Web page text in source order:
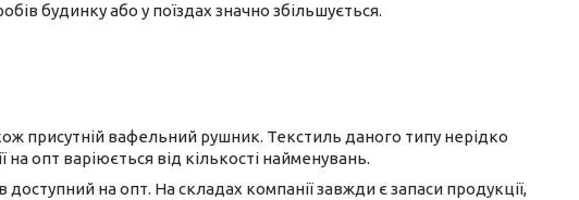
будинку або у поїздах значно збільшується.
присутній вафельний рушник. Текстиль даного типу нерідко
опт варіюється від кількості найменувань.
на опт. На складах компанії завжди є запаси продукції,